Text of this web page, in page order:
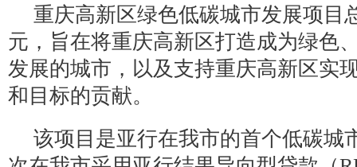
重庆高新区绿色低碳城市发展项目
元，旨在将重庆高新区打造成为绿色
发展的城市，以及支持重庆高新区实
和目标的贡献。
该项目是亚行在我市的首个低碳城